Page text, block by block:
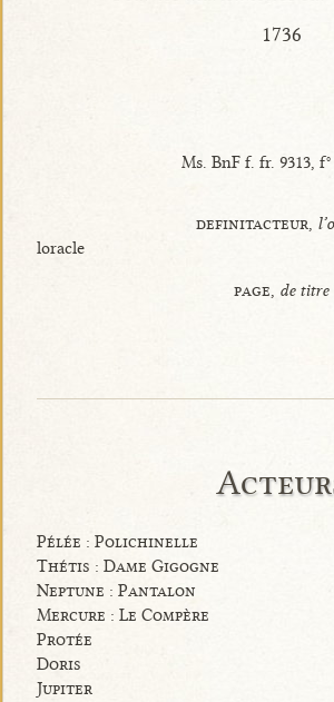
1736
Ms. BnF f. fr. 9313, f°
definitacteur,
loracle
page, de titre
Pélée : Polichinelle
Thétis : Dame Gigogne
Neptune : Pantalon
Mercure : Le Compère
Protée
Doris
Jupiter